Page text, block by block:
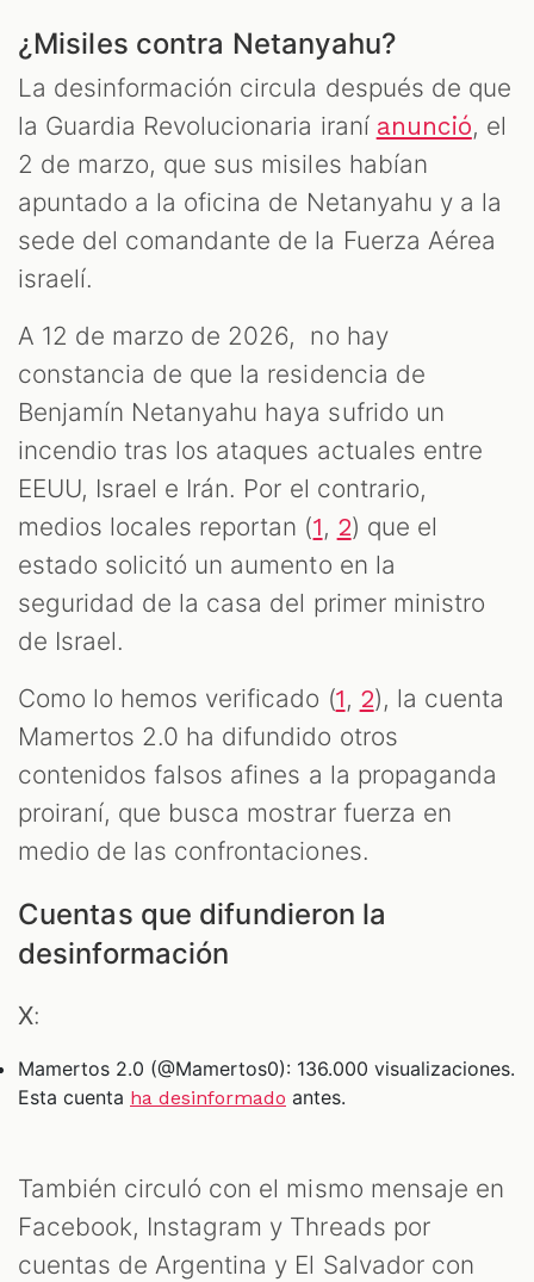
¿Misiles contra Netanyahu?
La desinformación circula después de que
la Guardia Revolucionaria iraní anunció, el
2 de marzo, que sus misiles habían
apuntado a la oficina de Netanyahu y a la
sede del comandante de la Fuerza Aérea
israelí.
A 12 de marzo de 2026, no hay
constancia de que la residencia de
Benjamín Netanyahu haya sufrido un
incendio tras los ataques actuales entre
EEUU, Israel e Irán. Por el contrario,
medios locales reportan (1, 2) que el
estado solicitó un aumento en la
seguridad de la casa del primer ministro
de Israel.
Como lo hemos verificado (1, 2), la cuenta
Mamertos 2.0 ha difundido otros
contenidos falsos afines a la propaganda
proiraní, que busca mostrar fuerza en
medio de las confrontaciones.
Cuentas que difundieron la
desinformación
X:
Mamertos 2.0 (@Mamertos0): 136.000 visualizaciones.
Esta cuenta ha desinformado antes.
También circuló con el mismo mensaje en
Facebook, Instagram y Threads por
cuentas de Argentina y El Salvador con